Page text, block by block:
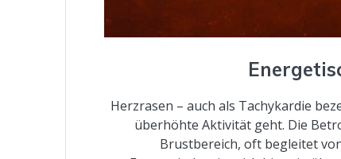
Herzrasen – auch als Tachykardie
überhöhte Aktivität geht. Die
Brustbereich, oft begleitet